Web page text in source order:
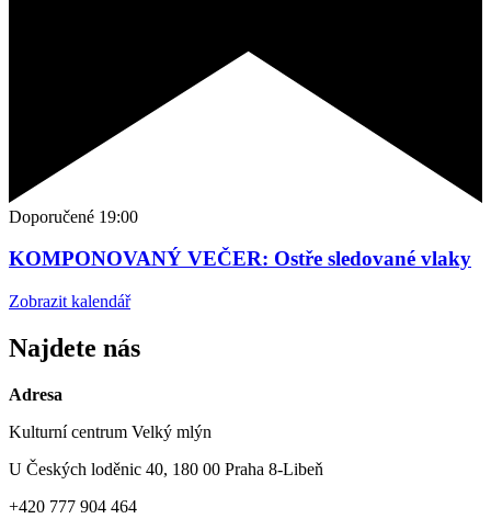
Doporučené 19:00
KOMPONOVANÝ VEČER: Ostře sledované vlaky
Zobrazit kalendář
Najdete nás
Adresa
Kulturní centrum Velký mlýn
U Českých loděnic 40, 180 00 Praha 8-Libeň
+420 777 904 464